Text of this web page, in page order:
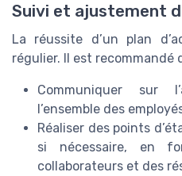
Suivi et ajustement
La réussite d’un plan
régulier. Il est recommandé
Communiquer sur
l’ensemble des
Réaliser des points
si nécessaire, en
collaborateurs et des